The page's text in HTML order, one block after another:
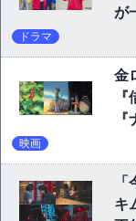
が
ドラマ
金
映画
キ